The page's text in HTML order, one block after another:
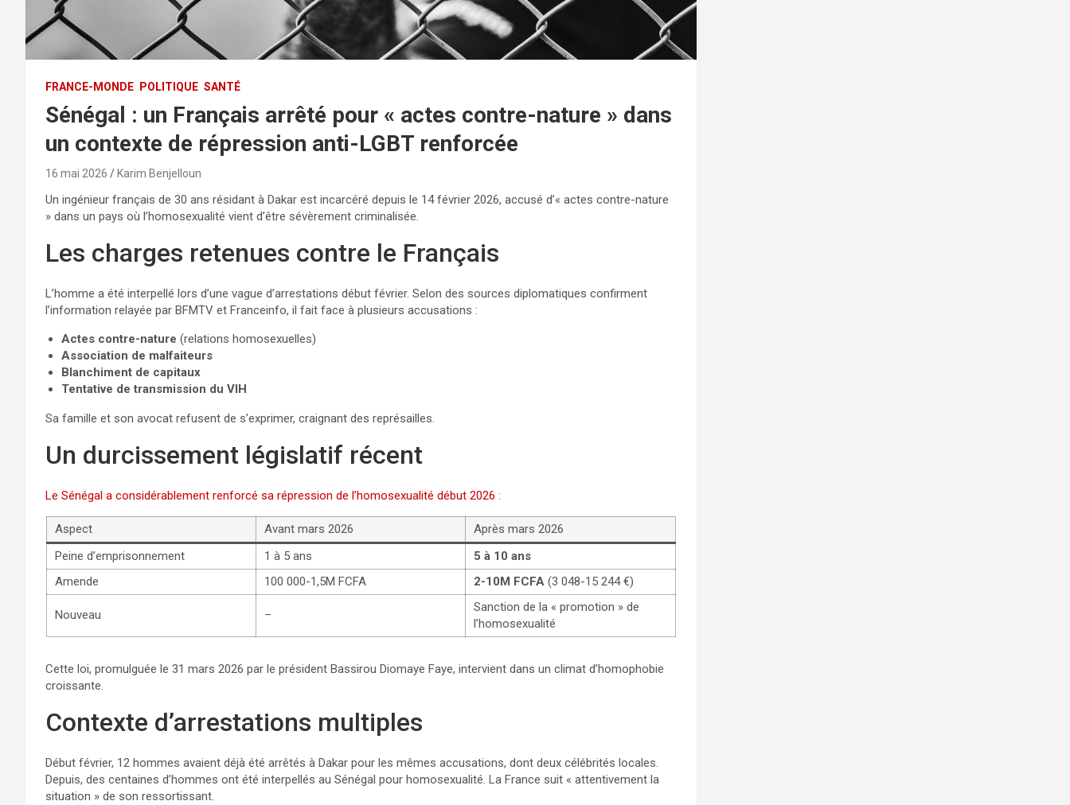
FRANCE-MONDE POLITIQUE SANTÉ
Sénégal : un Français arrêté pour « actes contre-nature » dans
un contexte de répression anti-LGBT renforcée
16 mai 2026 Karim Benjelloun
Un ingénieur français de 30 ans résidant à Dakar est incarcéré depuis le 14 février 2026, accusé d’« actes contre-nature
» dans un pays où l’homosexualité vient d’être sévèrement criminalisée.
Les charges retenues contre le Français
L’homme a été interpellé lors d’une vague d’arrestations début février. Selon des sources diplomatiques confirment
l’information relayée par BFMTV et Franceinfo, il fait face à plusieurs accusations :
Actes contre-nature (relations homosexuelles)
Association de malfaiteurs
Blanchiment de capitaux
Tentative de transmission du VIH
Sa famille et son avocat refusent de s’exprimer, craignant des représailles.
Un durcissement législatif récent
Le Sénégal a considérablement renforcé sa répression de l’homosexualité début 2026 :
Aspect Avant mars 2026
Après mars 2026
Peine d’emprisonnement
1 à 5 ans
5 à 10 ans
Amende
100 000-1,5M FCFA 2-10M FCFA (3 048-15 244 €)
Nouveau –
Sanction de la « promotion » de
l’homosexualité
Cette loi, promulguée le 31 mars 2026 par le président Bassirou Diomaye Faye, intervient dans un climat d’homophobie
croissante.
Contexte d’arrestations multiples
Début février, 12 hommes avaient déjà été arrêtés à Dakar pour les mêmes accusations, dont deux célébrités locales.
Depuis, des centaines d’hommes ont été interpellés au Sénégal pour homosexualité. La France suit « attentivement la
situation » de son ressortissant.